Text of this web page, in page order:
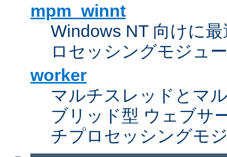
mpm_winnt
Windows NT 向けに
ロセッシングモジュ
worker
マルチスレッドとマ
ブリッド型 ウェブサ
チプロセッシングモ